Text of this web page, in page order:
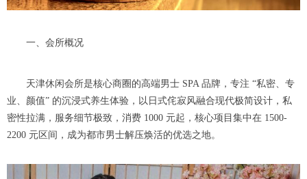
一、会所概况
天津休闲会所是核心商圈的高端男士 SPA 品牌，专注 “私密、专
业、颜值” 的沉浸式养生体验，以日式侘寂风融合现代极简设计，私
密性拉满，服务细节极致，消费 1000 元起，核心项目集中在 1500-
2200 元区间，成为都市男士解压焕活的优选之地。